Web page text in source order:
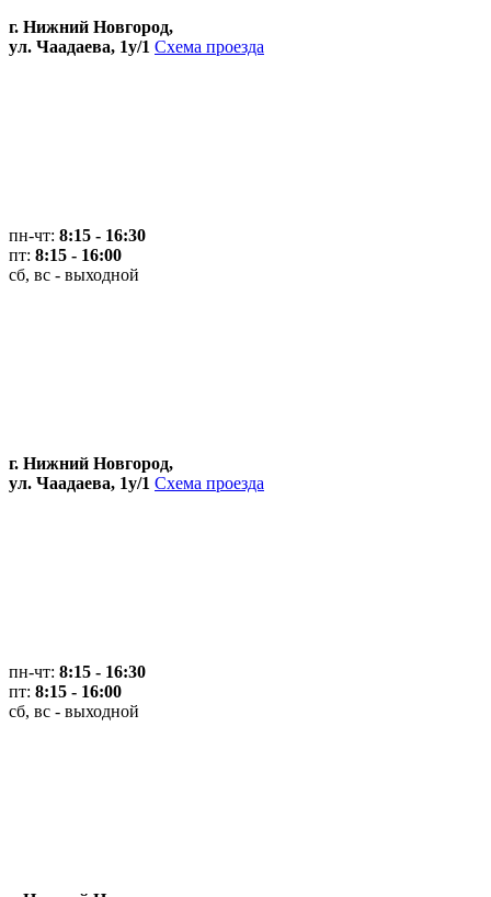
г. Нижний Новгород,
ул. Чаадаева, 1у/1 Схема проезда
пн-чт: 8:15 - 16:30
пт: 8:15 - 16:00
сб, вс - выходной
г. Нижний Новгород,
ул. Чаадаева, 1у/1 Схема проезда
пн-чт: 8:15 - 16:30
пт: 8:15 - 16:00
сб, вс - выходной